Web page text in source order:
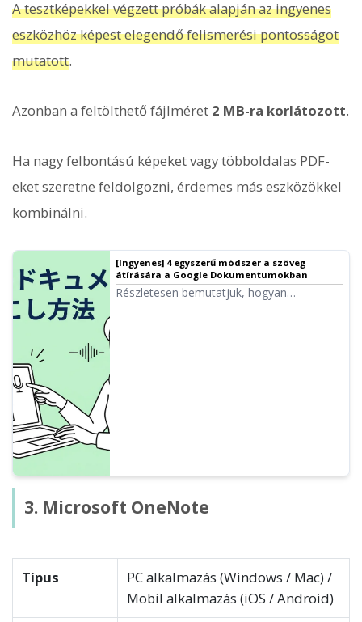
A tesztképekkel végzett próbák alapján az ingyenes
eszközhöz képest elegendő felismerési pontosságot
mutatott.
Azonban a feltölthető fájlméret 2 MB-ra korlátozott.
Ha nagy felbontású képeket vagy többoldalas PDF-
eket szeretne feldolgozni, érdemes más eszközökkel
kombinálni.
[Ingyenes] 4 egyszerű módszer a szöveg
átírására a Google Dokumentumokban
Részletesen bemutatjuk, hogyan
3. Microsoft OneNote
Típus
PC alkalmazás (Windows / Mac) /
Mobil alkalmazás (iOS / Android)